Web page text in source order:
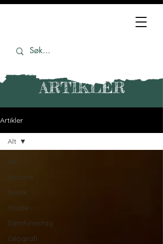
ARTIKLER
Artikler
Alt
Historie
Norsk
Studie
Samfunnsfag
Geografi
Alt